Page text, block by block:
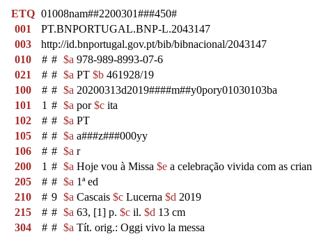
ETQ 01008nam##2200301###450#
001
PT.BNPORTUGAL.BNP-L.2043147
003
http://id.bnportugal.gov.pt/bib/bibnacional/2043147
010
# # $a 978-989-8993-07-6
021
# # $a PT $b 461928/19
100
# # $a 20200313d2019####m##y0pory01030103ba
101
1 # $a por$c ita
102
# # $a PT
105
# # $a a###z###000yy
106
# # $a r
200
1 # $a Hoje vou à Missa $e a celebração vivida com as
205
# # $a 1ª ed
210
# 9 $a Cascais $c Lucerna $d 2019
215
# # $a 63, [1] p. $c il. $d 13 cm
304
# # $a Tít. orig.: Oggi vivo la messa